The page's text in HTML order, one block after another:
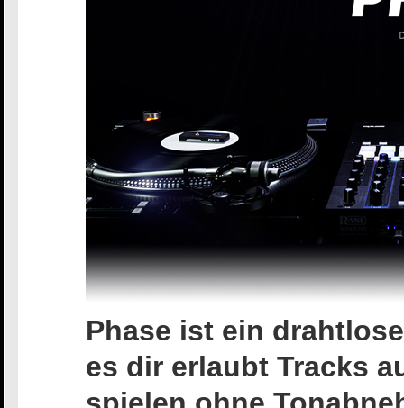
Phase ist ein
es dir erlaubt Tracks